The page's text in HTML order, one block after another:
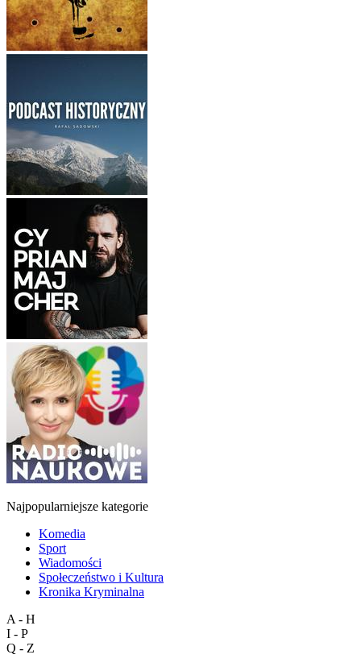
Najpopularniejsze kategorie
Komedia
Sport
Wiadomości
Społeczeństwo i Kultura
Kronika Kryminalna
A - H
I - P
Q - Z